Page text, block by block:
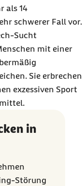
als 14
schwerer Fall vor.
Sucht
mit einer
Sie erbrechen
exzessiven Sport
in
-Störung